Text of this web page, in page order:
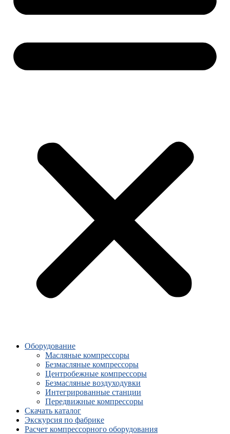
Оборудование
Масляные компрессоры
Безмасляные компрессоры
Центробежные компрессоры
Безмасляные воздуходувки
Интегрированные станции
Передвижные компрессоры
Скачать каталог
Экскурсия по фабрике
Расчет компрессорного оборудования